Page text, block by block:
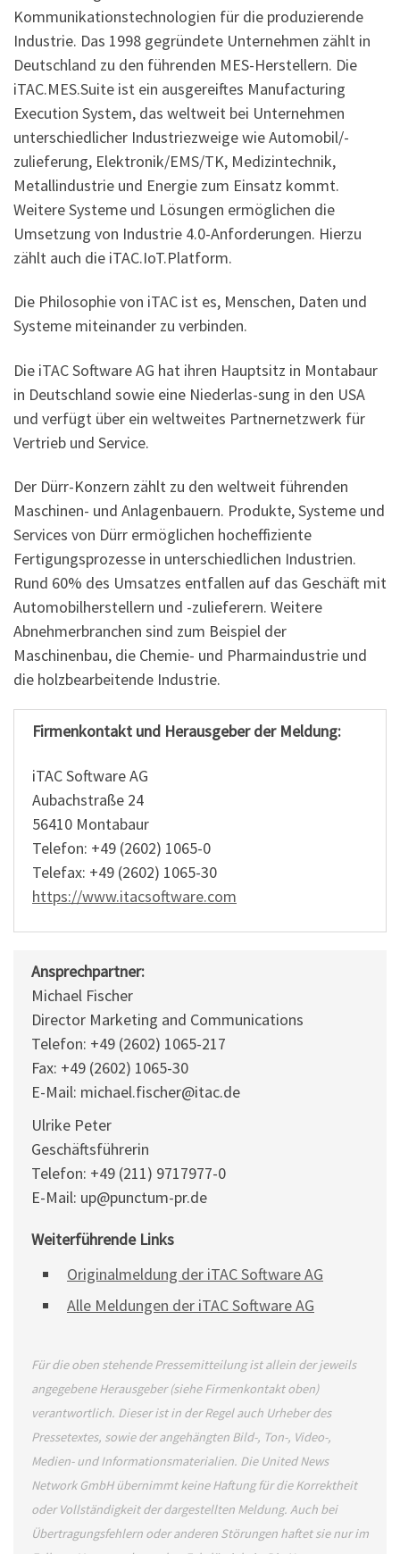
Kommunikationstechnologien für die produzierende
Industrie. Das 1998 gegründete Unternehmen zählt in
Deutschland zu den führenden MES-Herstellern. Die
iTAC.MES.Suite ist ein ausgereiftes Manufacturing
Execution System, das weltweit bei Unternehmen
unterschiedlicher Industriezweige wie Automobil/-
zulieferung, Elektronik/EMS/TK, Medizintechnik,
Metallindustrie und Energie zum Einsatz kommt.
Weitere Systeme und Lösungen ermöglichen die
Umsetzung von Industrie 4.0-Anforderungen. Hierzu
zählt auch die iTAC.IoT.Platform.
Die Philosophie von iTAC ist es, Menschen, Daten und
Systeme miteinander zu verbinden.
Die iTAC Software AG hat ihren Hauptsitz in Montabaur
in Deutschland sowie eine Niederlas-sung in den USA
und verfügt über ein weltweites Partnernetzwerk für
Vertrieb und Service.
Der Dürr-Konzern zählt zu den weltweit führenden
Maschinen- und Anlagenbauern. Produkte, Systeme und
Services von Dürr ermöglichen hocheffiziente
Fertigungsprozesse in unterschiedlichen Industrien.
Rund 60% des Umsatzes entfallen auf das Geschäft mit
Automobilherstellern und -zulieferern. Weitere
Abnehmerbranchen sind zum Beispiel der
Maschinenbau, die Chemie- und Pharmaindustrie und
die holzbearbeitende Industrie.
Firmenkontakt und Herausgeber der Meldung:
iTAC Software AG
Aubachstraße 24
56410 Montabaur
Telefon: +49 (2602) 1065-0
Telefax: +49 (2602) 1065-30
https://www.itacsoftware.com
Ansprechpartner:
Michael Fischer
Director Marketing and Communications
Telefon: +49 (2602) 1065-217
Fax: +49 (2602) 1065-30
E-Mail: michael.fischer@itac.de
Ulrike Peter
Geschäftsführerin
Telefon: +49 (211) 9717977-0
E-Mail: up@punctum-pr.de
Weiterführende Links
Originalmeldung der iTAC Software AG
Alle Meldungen der iTAC Software AG
Für die oben stehende Pressemitteilung ist allein der jeweils
angegebene Herausgeber (siehe Firmenkontakt oben)
verantwortlich. Dieser ist in der Regel auch Urheber des
Pressetextes, sowie der angehängten Bild-, Ton-, Video-,
Medien- und Informationsmaterialien. Die United News
Network GmbH übernimmt keine Haftung für die Korrektheit
oder Vollständigkeit der dargestellten Meldung. Auch bei
Übertragungsfehlern oder anderen Störungen haftet sie nur im